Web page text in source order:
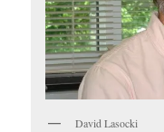
David Lasocki